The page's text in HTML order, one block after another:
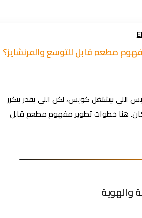
مطعم قابل للتوسع والفرنشايز؟
بيشتغل كويس، لكن اللي يقدر يتكرر
هنا خطوات تطوير مفهوم مطعم قابل